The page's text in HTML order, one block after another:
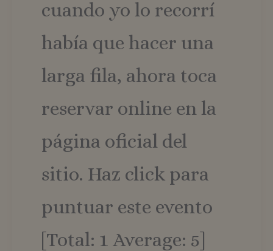
cuando yo lo recorrí
había que hacer una
larga fila, ahora toca
reservar online en la
página oficial del
sitio. Haz click para
puntuar este evento
[Total: 1 Average: 5]